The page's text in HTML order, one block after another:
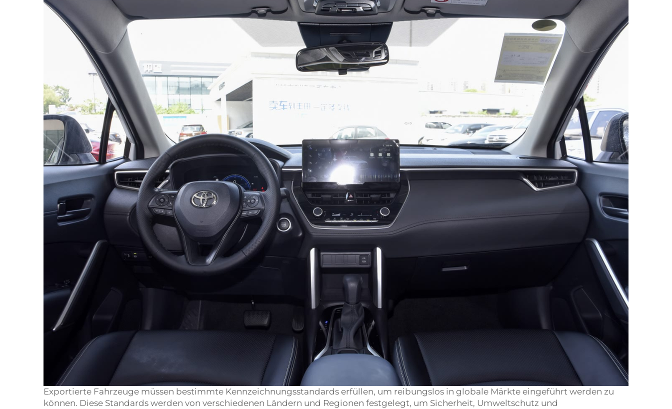
Exportierte Fahrzeuge müssen bestimmte Kennzeichnungsstandards erfüllen, um reibungslos in globale Märkte eingeführt werden zu
können. Diese Standards werden von verschiedenen Ländern und Regionen festgelegt, um Sicherheit, Umweltschutz und